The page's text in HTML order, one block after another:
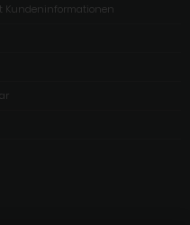
Kundeninformationen